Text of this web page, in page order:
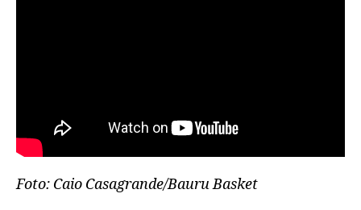
Foto: Caio Casagrande/Bauru Basket